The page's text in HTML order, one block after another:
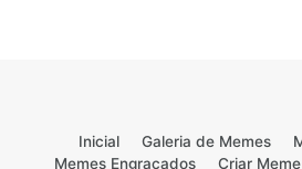
Inicial Galeria de Memes
Memes Engraçados
Criar Meme